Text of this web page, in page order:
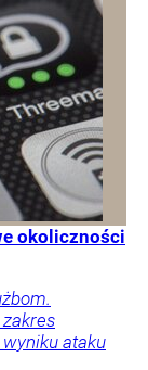
okoliczności
ataku